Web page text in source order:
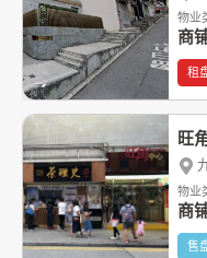
物业
商
租
旺
物业
商
售